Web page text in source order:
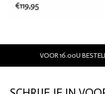
€119,95
VOOR 16.00U